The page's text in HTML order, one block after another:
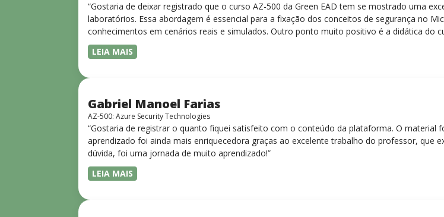
“Gostaria de deixar registrado que o curso AZ-500 da Green EAD tem se mostrado uma
laboratórios. Essa abordagem é essencial para a fixação dos conceitos de segurança no
conhecimentos em cenários reais e simulados. Outro ponto muito positivo é a didática do
progressiva, o que facilita o entendimento mesmo para quem não tem uma bagagem
LEIA MAIS
Gabriel Manoel Farias
AZ-500: Azure Security Technologies
“Gostaria de registrar o quanto fiquei satisfeito com o conteúdo da plataforma. O material
aprendizado foi ainda mais enriquecedora graças ao excelente trabalho do professor, que
dúvida, foi uma jornada de muito aprendizado!”
LEIA MAIS